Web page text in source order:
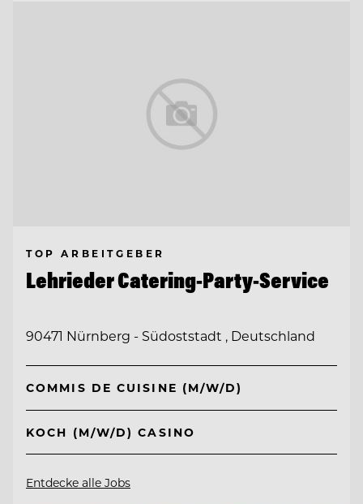
TOP ARBEITGEBER
Lehrieder Catering-Party-Service
90471 Nürnberg - Südoststadt , Deutschland
COMMIS DE CUISINE (M/W/D)
KOCH (M/W/D) CASINO
Entdecke alle Jobs